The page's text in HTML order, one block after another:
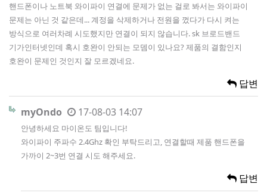
핸드폰이나 노트북 와이파이 연결에 문제가 없는 걸로 봐서는 와이파이
문제는 아닌 것 같은데... 계정을 삭제하거나 전원을 껐다가 다시 켜는
방식으로 여러차례 시도했지만 연결이 되지 않습니다. sk 브로드밴드
기가인터넷인데 혹시 호완이 안되는 모뎀이 있나요? 제품의 결함인지
호완이 문제인 것인지 잘 모르겠네요.
답변
myOndo 17-08-03 14:07
안녕하세요 마이온도 팀입니다!
와이파이 주파수 2.4Ghz 확인 부탁드리고, 연결할때 제품 핸드폰을
가까이 2~3번 연결 시도 해주세요.
답변